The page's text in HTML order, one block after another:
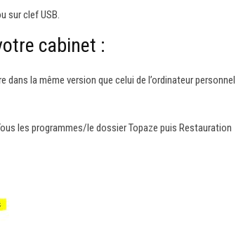
sur clef USB.
cabinet :
dans la même version que celui de l’ordinateur personnel
les programmes/le dossier Topaze puis Restauration